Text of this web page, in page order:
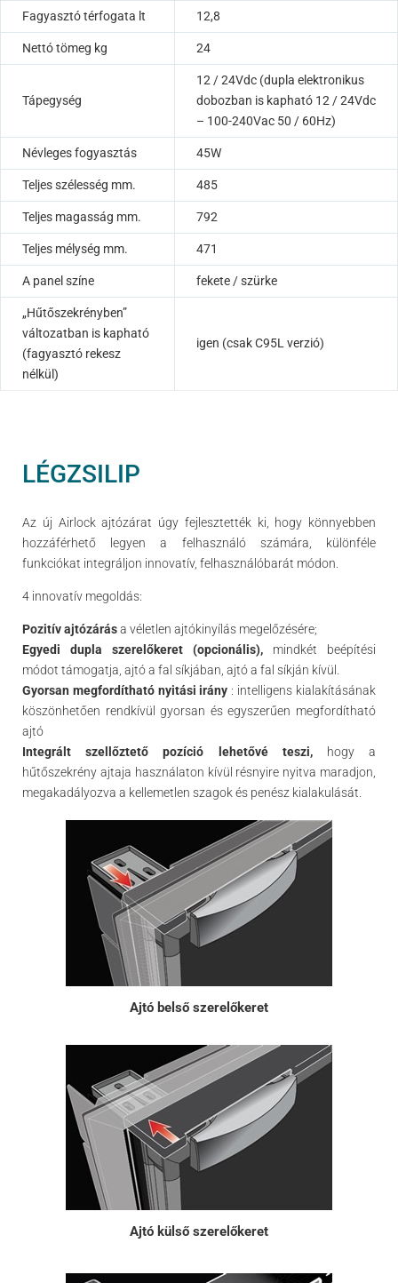
Fagyasztó térfogata lt 12,8
Nettó tömeg kg 24
Tápegység
12 / 24Vdc (dupla elektronikus
dobozban is kapható 12 / 24Vdc
– 100-240Vac 50 / 60Hz)
Névleges fogyasztás 45W
Teljes szélesség mm. 485
Teljes magasság mm. 792
Teljes mélység mm. 471
A panel színe fekete / szürke
„Hűtőszekrényben”
változatban is kapható
(fagyasztó rekesz
nélkül)
igen (csak C95L verzió)
LÉGZSILIP
Az új Airlock ajtózárat úgy fejlesztették ki, hogy könnyebben
hozzáférhető legyen a felhasználó számára, különféle
funkciókat integráljon innovatív, felhasználóbarát módon.
4 innovatív megoldás:
Pozitív ajtózárása véletlen ajtókinyílás megelőzésére;
Egyedi dupla szerelőkeret (opcionális), mindkét beépítési
módot támogatja, ajtó a fal síkjában, ajtó a fal síkján kívül.
Gyorsan megfordítható nyitási irány : intelligens kialakításának
köszönhetően rendkívül gyorsan és egyszerűen megfordítható
ajtó
Integrált szellőztető pozíció lehetővé teszi,hogy a
hűtőszekrény ajtaja használaton kívül résnyire nyitva maradjon,
megakadályozva a kellemetlen szagok és penész kialakulását.
Ajtó belső szerelőkeret
Ajtó külső szerelőkeret